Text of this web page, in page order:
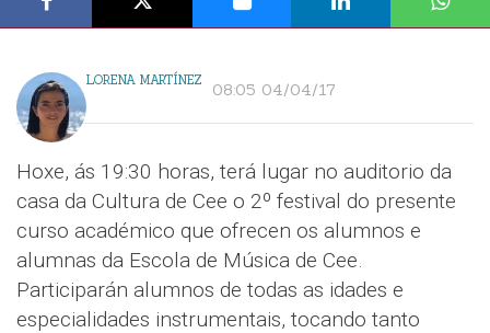
LORENA MARTÍNEZ 08:05 04/04/17
Hoxe, ás 19:30 horas, terá lugar no auditorio da
casa da Cultura de Cee o 2º festival do presente
curso académico que ofrecen os alumnos e
alumnas da Escola de Música de Cee.
Participarán alumnos de todas as idades e
especialidades instrumentais, tocando tanto